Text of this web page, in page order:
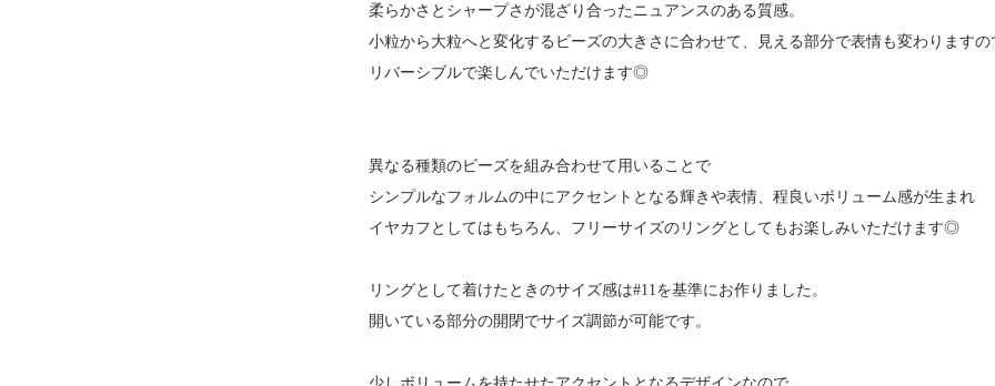
柔らかさとシャープさが混ざり合ったニュアンスのある質感。
小粒から大粒へと変化するビーズの大きさに合わせて、見える部分で表情も変わりますの
リバーシブルで楽しんでいただけます◎
異なる種類のビーズを組み合わせて用いることで
シンプルなフォルムの中にアクセントとなる輝きや表情、程良いボリューム感が生まれ
イヤカフとしてはもちろん、フリーサイズのリングとしてもお楽しみいただけます◎
リングとして着けたときのサイズ感は#11を基準にお作りました。
開いている部分の開閉でサイズ調節が可能です。